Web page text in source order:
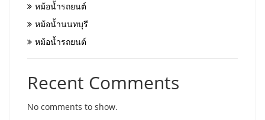
หม้อน้ำรถยนต์
หม้อน้ำนนทบุรี
หม้อน้ำรถยนต์
Recent Comments
No comments to show.